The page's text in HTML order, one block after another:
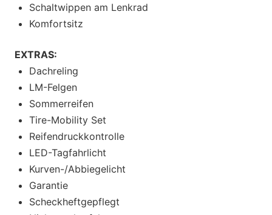
Schaltwippen am Lenkrad
Komfortsitz
EXTRAS:
Dachreling
LM-Felgen
Sommerreifen
Tire-Mobility Set
Reifendruckkontrolle
LED-Tagfahrlicht
Kurven-/Abbiegelicht
Garantie
Scheckheftgepflegt